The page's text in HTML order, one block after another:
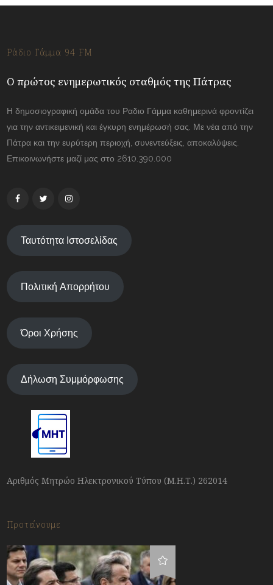
Ράδιο Γάμμα 94 FM
Ο πρώτος ενημερωτικός σταθμός της Πάτρας
Η δημοσιογραφική ομάδα του Ραδιο Γάμμα καθημερινά φροντίζει
για την αντικειμενική και έγκυρη ενημέρωσή σας. Με νέα από την
Πάτρα και την ευρύτερη περιοχή, συνεντεύξεις, αποκαλύψεις.
Επικοινωνήστε μαζί μας στο 2610.390.000
Ταυτότητα Ιστοσελίδας
Πολιτική Απορρήτου
Όροι Χρήσης
Δήλωση Συμμόρφωσης
Αριθμός Μητρώο Ηλεκτρονικού Τύπου (Μ.Η.Τ.) 262014
Προτείνουμε